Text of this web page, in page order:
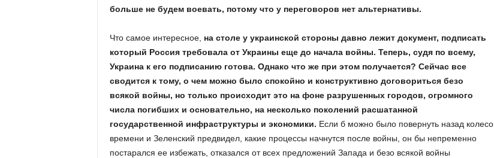
больше не будем воевать, потому что у переговоров нет альтернативы.
Что самое интересное, на столе у украинской стороны давно лежит документ, подписать
который Россия требовала от Украины еще до начала войны. Теперь, судя по всему,
Украина к его подписанию готова. Однако что же при этом получается? Сейчас все
сводится к тому, о чем можно было спокойно и конструктивно договориться безо
всякой войны, но только происходит это на фоне разрушенных городов, огромного
числа погибших и основательно, на несколько поколений расшатанной
государственной инфраструктуры и экономики. Если б можно было повернуть назад колесо
времени и Зеленский предвидел, какие процессы начнутся после войны, он бы непременно
постарался ее избежать, отказался от всех предложений Запада и безо всякой войны